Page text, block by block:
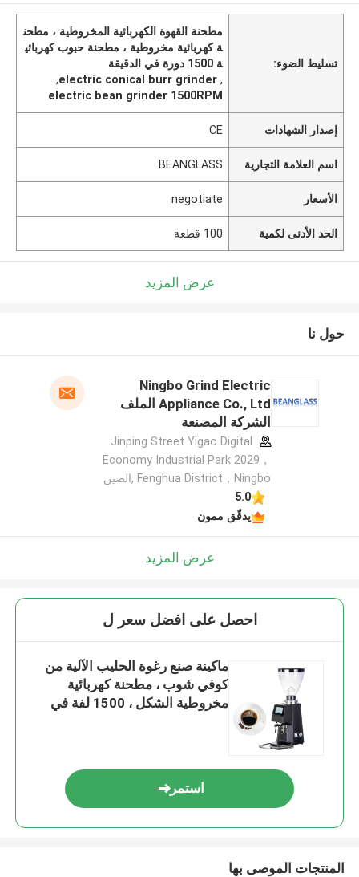
تسليط الضوء:
مطحنة القهوة الكهربائية المخروطية ، مطحن
ة كهربائية مخروطية ، مطحنة حبوب كهربائي
ة 1500 دورة في الدقيقة
,
electric conical burr grinder
,
electric bean grinder 1500RPM
إصدار الشهادات CE
اسم العلامة التجارية BEANGLASS
الأسعار negotiate
الحد الأدنى لكمية 100 قطعة
عرض المزيد
حول نا
Ningbo Grind Electric
Appliance Co., Ltd الملف
الشركة المصنعة
Jinping Street Yigao Digital
Economy Industrial Park 2029，
Fenghua District，Ningbo ,الصين
5.0
يدقّق ممون
عرض المزيد
احصل على افضل سعر ل
ماكينة صنع رغوة الحليب الآلية من
كوفي شوب ، مطحنة كهربائية
مخروطية الشكل ، 1500 لفة في
استمر
المنتجات الموصى بها